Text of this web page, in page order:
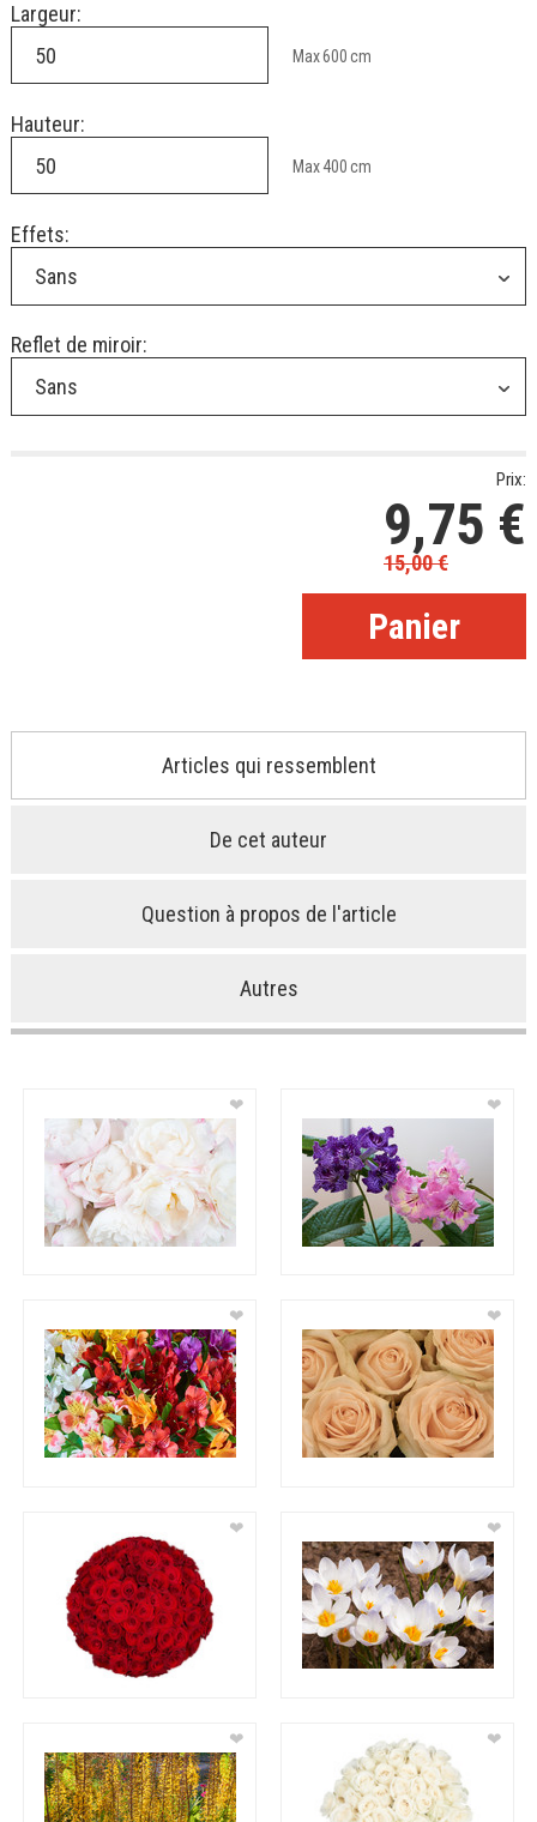
Largeur:
Max600cm
Hauteur:
Max400cm
Effets:
Sans
Reflet de miroir:
Sans
Prix:
9,75 €
15,00€
Articles qui ressemblent
De cet auteur
Question à propos de l'article
Autres
❤ ❤
❤ ❤
❤ ❤
❤ ❤